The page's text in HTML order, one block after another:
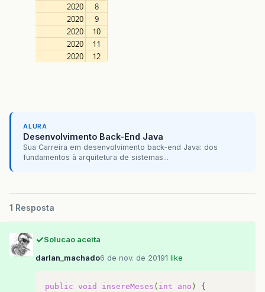
ALURA
Desenvolvimento Back-End Java
Sua Carreira em desenvolvimento back-end Java: dos
fundamentos à arquitetura de sistemas...
1 Resposta
Solucao aceita
darlan_machado6 de nov. de 20191 like
public void insereMeses ( int ano ) {